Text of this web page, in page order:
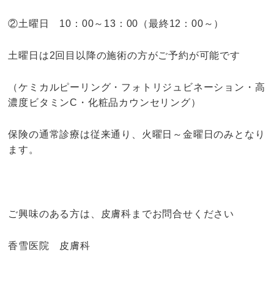
②土曜日 10：00～13：00（最終12：00～）
土曜日は2回目以降の施術の方がご予約が可能です
（ケミカルピーリング・フォトリジュビネーション・高
濃度ビタミンC・化粧品カウンセリング）
保険の通常診療は従来通り、火曜日～金曜日のみとなり
ます。
ご興味のある方は、皮膚科までお問合せください
香雪医院 皮膚科